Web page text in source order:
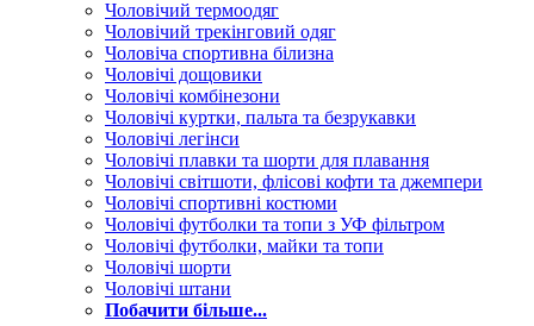
Чоловічий термоодяг
Чоловічий трекінговий одяг
Чоловіча спортивна білизна
Чоловічі дощовики
Чоловічі комбінезони
Чоловічі куртки, пальта та безрукавки
Чоловічі легінси
Чоловічі плавки та шорти для плавання
Чоловічі світшоти, флісові кофти та джемпери
Чоловічі спортивні костюми
Чоловічі футболки та топи з УФ фільтром
Чоловічі футболки, майки та топи
Чоловічі шорти
Чоловічі штани
Побачити більше...